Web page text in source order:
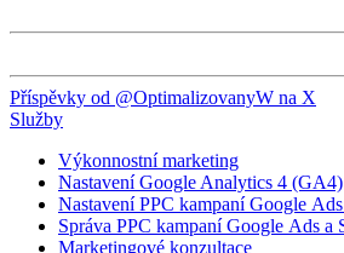
Příspěvky od @OptimalizovanyW na X
Služby
Výkonnostní marketing
Nastavení Google Analytics 4 (GA4)
Nastavení PPC kampaní Google
Správa PPC kampaní Google Ads a
Marketingové konzultace